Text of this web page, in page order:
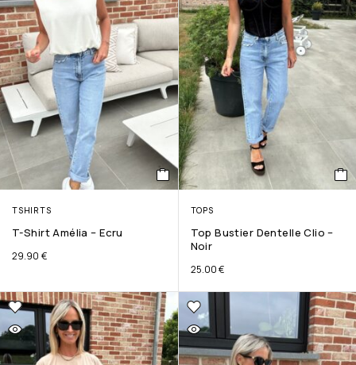
TSHIRTS
T-Shirt Amélia – Ecru
29.90 €
TOPS
Top Bustier Dentelle Clio –
Noir
25.00€